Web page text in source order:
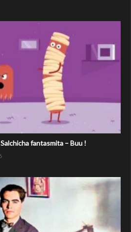
fantasmita – Buu !